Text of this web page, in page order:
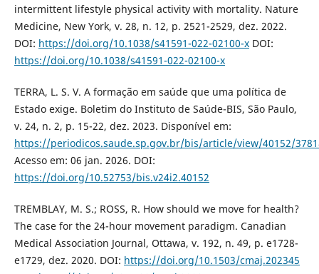
intermittent lifestyle physical activity with mortality. Nature
Medicine, New York, v. 28, n. 12, p. 2521-2529, dez. 2022.
DOI: https://doi.org/10.1038/s41591-022-02100-xDOI:
https://doi.org/10.1038/s41591-022-02100-x
TERRA, L. S. V. A formação em saúde que uma política de
Estado exige. Boletim do Instituto de Saúde-BIS, São Paulo,
v. 24, n. 2, p. 15-22, dez. 2023. Disponível em:
https://periodicos.saude.sp.gov.br/bis/article/view/40152/
Acesso em: 06 jan. 2026. DOI:
https://doi.org/10.52753/bis.v24i2.40152
TREMBLAY, M. S.; ROSS, R. How should we move for health?
The case for the 24-hour movement paradigm. Canadian
Medical Association Journal, Ottawa, v. 192, n. 49, p. e1728-
e1729, dez. 2020. DOI: https://doi.org/10.1503/cmaj.202345